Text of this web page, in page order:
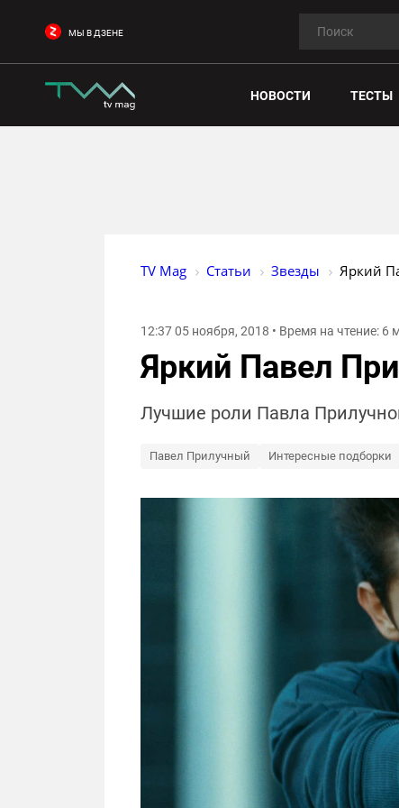
МЫ В ДЗЕНЕ
НОВОСТИ ТЕСТЫ
TV Mag Статьи Звезды Яркий
12:37 05 ноября, 2018 • Время на чтение: 6
Яркий Павел
Лучшие роли Павла
Павел Прилучный Интересные подборки